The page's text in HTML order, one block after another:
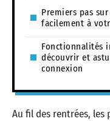
Premiers pas
facilement à
Fonctionnalités
découvrir et
connexion
Au fil des rentrées,